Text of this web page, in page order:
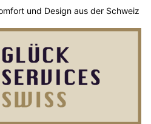
und Design aus der Schweiz